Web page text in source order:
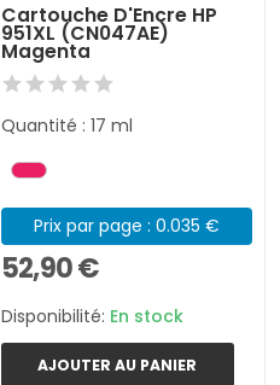
Cartouche D'Encre HP
951XL (CN047AE)
Magenta
Quantité : 17 ml
Prix par page : 0.035 €
52,90 €
Disponibilité: En stock
AJOUTER AU PANIER